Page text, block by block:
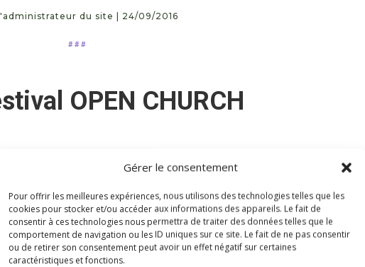
Gérer le consentement
Pour offrir les meilleures expériences, nous utilisons des technologies telles que les
cookies pour stocker et/ou accéder aux informations des appareils. Le fait de
consentir à ces technologies nous permettra de traiter des données telles que le
comportement de navigation ou les ID uniques sur ce site. Le fait de ne pas consentir
ou de retirer son consentement peut avoir un effet négatif sur certaines
caractéristiques et fonctions.
du site 24/09/2016
# # #
OPEN CHURCH
oct 2016
la soif des étudiants, il y a à Toulouse le Festival OPEN Church !
:tous les soirs à partir de 19:00, à l’Église St Pierre, 21-23